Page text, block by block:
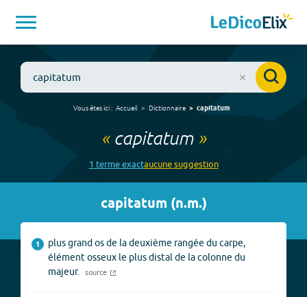
Vous êtes ici : Accueil Dictionnaire capitatum
« capitatum»
1 termeexactaucunesuggestion
capitatum (n.m.)
1
plus grand os de la deuxième rangée du carpe,
élément osseux le plus distal de la colonne du
majeur.
source